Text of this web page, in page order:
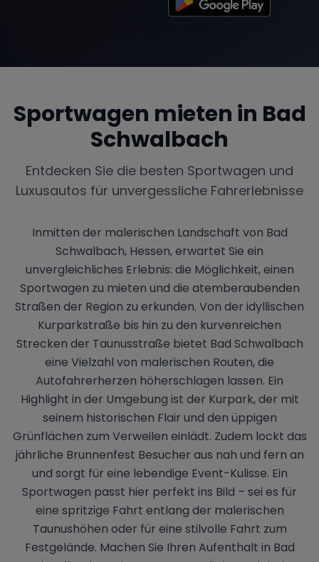
Sportwagen mieten in Bad
Schwalbach
Entdecken Sie die besten Sportwagen und
Luxusautos für unvergessliche Fahrerlebnisse
Inmitten der malerischen Landschaft von Bad
Schwalbach, Hessen, erwartet Sie ein
unvergleichliches Erlebnis: die Möglichkeit, einen
Sportwagen zu mieten und die atemberaubenden
Straßen der Region zu erkunden. Von der idyllischen
Kurparkstraße bis hin zu den kurvenreichen
Strecken der Taunusstraße bietet Bad Schwalbach
eine Vielzahl von malerischen Routen, die
Autofahrerherzen höherschlagen lassen. Ein
Highlight in der Umgebung ist der Kurpark, der mit
seinem historischen Flair und den üppigen
Grünflächen zum Verweilen einlädt. Zudem lockt das
jährliche Brunnenfest Besucher aus nah und fern an
und sorgt für eine lebendige Event-Kulisse. Ein
Sportwagen passt hier perfekt ins Bild – sei es für
eine spritzige Fahrt entlang der malerischen
Taunushöhen oder für eine stilvolle Fahrt zum
Festgelände. Machen Sie Ihren Aufenthalt in Bad